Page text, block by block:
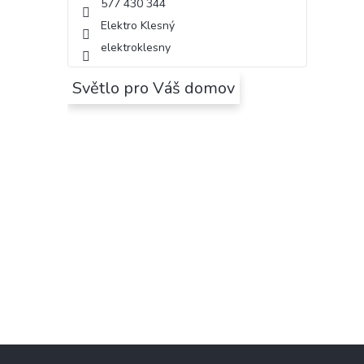
577 430 344
Elektro Klesný
elektroklesny
Světlo pro Váš domov